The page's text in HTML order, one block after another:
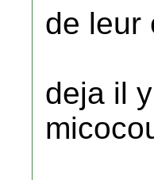
de leur
deja il